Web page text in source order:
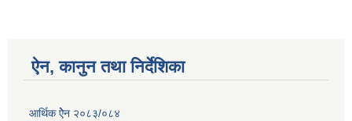
ऐन, कानुन तथा निर्देशिका
आर्थिक ऐेन २०८३/०८४